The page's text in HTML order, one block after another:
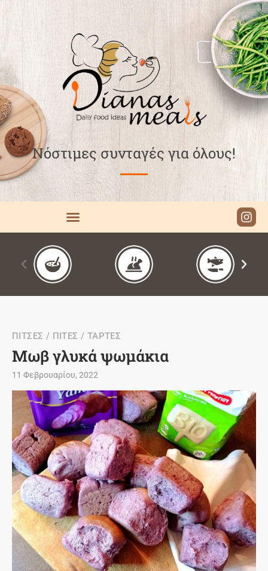
Νόστιμες συνταγές για όλους!
ΠΙΤΣΕΣ / ΠΙΤΕΣ / ΤΑΡΤΕΣ
Μωβ γλυκά ψωμάκια
11 Φεβρουαρίου, 2022